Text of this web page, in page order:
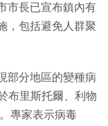
市長已宣布鎮內有
，包括避免人群聚
部分地區的變種病
布里斯托爾、利物
專家表示病毒